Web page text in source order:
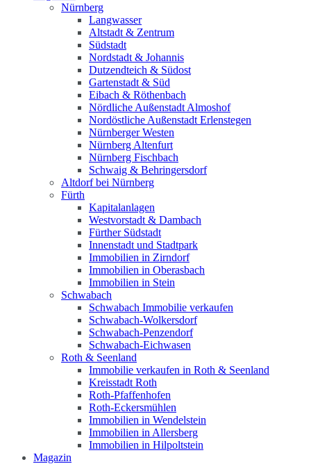
Nürnberg
Langwasser
Altstadt & Zentrum
Südstadt
Nordstadt & Johannis
Dutzendteich & Südost
Gartenstadt & Süd
Eibach & Röthenbach
Nördliche Außenstadt Almoshof
Nordöstliche Außenstadt Erlenstegen
Nürnberger Westen
Nürnberg Altenfurt
Nürnberg Fischbach
Schwaig & Behringersdorf
Altdorf bei Nürnberg
Fürth
Kapitalanlagen
Westvorstadt & Dambach
Fürther Südstadt
Innenstadt und Stadtpark
Immobilien in Zirndorf
Immobilien in Oberasbach
Immobilien in Stein
Schwabach
Schwabach Immobilie verkaufen
Schwabach-Wolkersdorf
Schwabach-Penzendorf
Schwabach-Eichwasen
Roth & Seenland
Immobilie verkaufen in Roth & Seenland
Kreisstadt Roth
Roth-Pfaffenhofen
Roth-Eckersmühlen
Immobilien in Wendelstein
Immobilien in Allersberg
Immobilien in Hilpoltstein
Magazin